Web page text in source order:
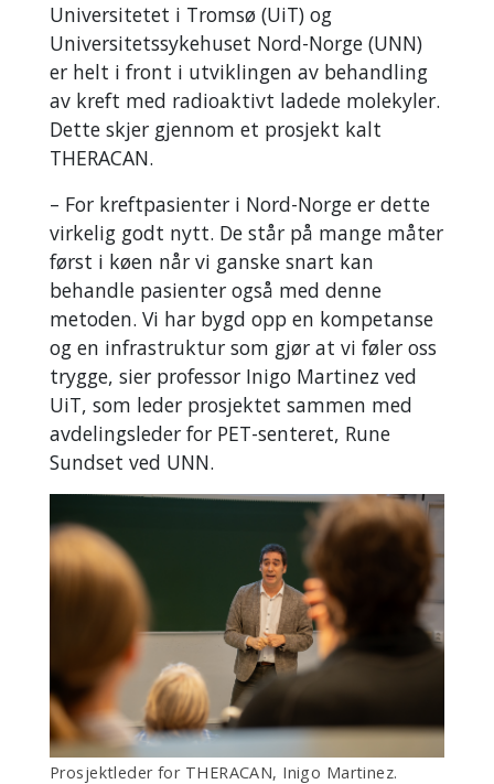
Universitetet i Tromsø (UiT) og
Universitetssykehuset Nord-Norge (UNN)
er helt i front i utviklingen av behandling
av kreft med radioaktivt ladede molekyler.
Dette skjer gjennom et prosjekt kalt
THERACAN.
– For kreftpasienter i Nord-Norge er dette
virkelig godt nytt. De står på mange måter
først i køen når vi ganske snart kan
behandle pasienter også med denne
metoden. Vi har bygd opp en kompetanse
og en infrastruktur som gjør at vi føler oss
trygge, sier professor Inigo Martinez ved
UiT, som leder prosjektet sammen med
avdelingsleder for PET-senteret, Rune
Sundset ved UNN.
Prosjektleder for THERACAN, Inigo Martinez.